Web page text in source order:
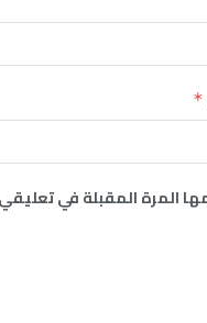
*
المرة المقبلة في